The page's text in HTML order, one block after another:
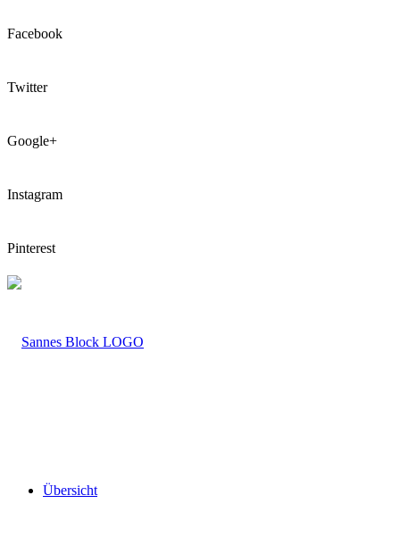
Facebook
Twitter
Google+
Instagram
Pinterest
LOGO
Übersicht